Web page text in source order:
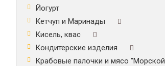
Йогурт
Кетчуп и Маринады
Кисель, квас
Кондитерские изделия
Крабовые палочки и мясо "Морской